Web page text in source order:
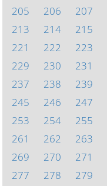
205
206 207
213
214 215
221
222 223
229
230 231
237
238 239
245
246 247
253
254 255
261
262 263
269
270 271
277
278 279